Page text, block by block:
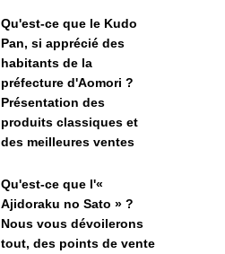
Qu'est-ce que le Kudo
Pan, si apprécié des
habitants de la
préfecture d'Aomori ?
Présentation des
produits classiques et
des meilleures ventes
Qu'est-ce que l'«
Ajidoraku no Sato » ?
Nous vous dévoilerons
tout, des points de vente